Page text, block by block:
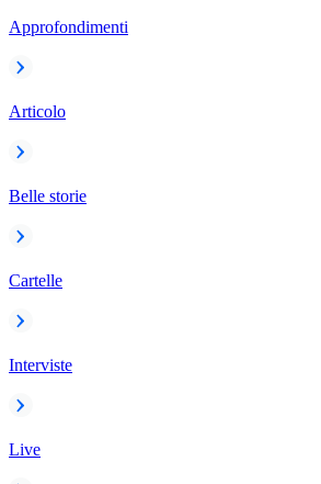
Approfondimenti
Articolo
Belle storie
Cartelle
Interviste
Live